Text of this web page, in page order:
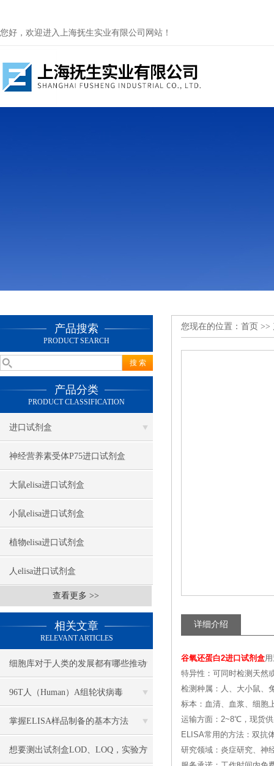
您好，欢迎进入上海抚生实业有限公司网站！
产品搜索
PRODUCT SEARCH
产品分类
PRODUCT CLASSIFICATION
进口试剂盒
神经营养素受体P75进口试剂盒
大鼠elisa进口试剂盒
小鼠elisa进口试剂盒
植物elisa进口试剂盒
人elisa进口试剂盒
查看更多 >>
相关文章
RELEVANT ARTICLES
细胞库对于人类的发展都有哪些推动
作用
96T人（Human）A组轮状病毒
（Rotavirus）ELISA 检测试剂盒
掌握ELISA样品制备的基本方法
想要测出试剂盒LOD、LOQ，实验方
您现在的位置： 首页 >>
详细介绍
谷氧还蛋白2进口试剂盒
特异性：可同时检测天然
检测种属：人、大小鼠、
标本：血清、血浆、细胞
运输方面：2~8℃，现货
ELISA常用的方法：双抗
研究领域：炎症研究、神